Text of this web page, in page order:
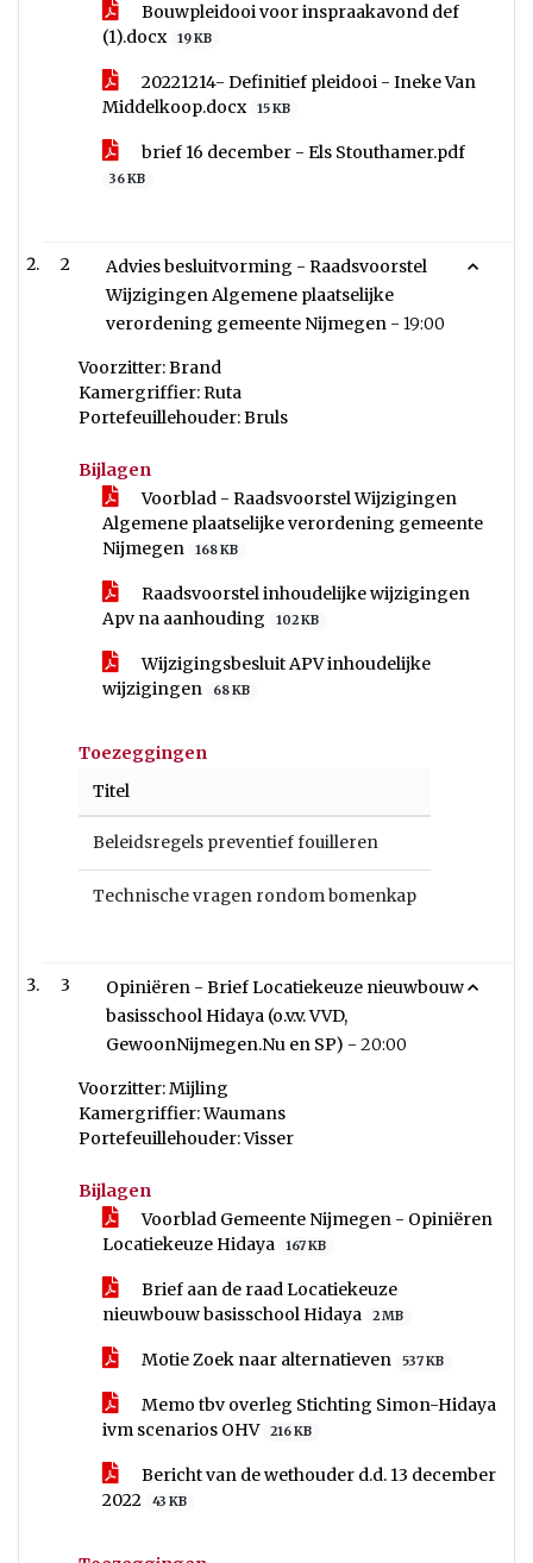
Bouwpleidooi voor inspraakavond def
(1).docx
19 KB
20221214- Definitief pleidooi - Ineke Van
Middelkoop.docx
15 KB
brief 16 december - Els Stouthamer.pdf
36 KB
2
Advies besluitvorming - Raadsvoorstel
Wijzigingen Algemene plaatselijke
verordening gemeente Nijmegen - 19:00
Voorzitter: Brand
Kamergriffier: Ruta
Portefeuillehouder: Bruls
Bijlagen
Voorblad - Raadsvoorstel Wijzigingen
Algemene plaatselijke verordening gemeente
Nijmegen
168 KB
Raadsvoorstel inhoudelijke wijzigingen
Apv na aanhouding
102 KB
Wijzigingsbesluit APV inhoudelijke
wijzigingen
68 KB
Toezeggingen
Titel
Beleidsregels preventief fouilleren
Technische vragen rondom bomenkap
3
Opiniëren - Brief Locatiekeuze nieuwbouw
basisschool Hidaya (o.v.v. VVD,
GewoonNijmegen.Nu en SP) - 20:00
Voorzitter: Mijling
Kamergriffier: Waumans
Portefeuillehouder: Visser
Bijlagen
Voorblad Gemeente Nijmegen - Opiniëren
Locatiekeuze Hidaya
167 KB
Brief aan de raad Locatiekeuze
nieuwbouw basisschool Hidaya
2 MB
Motie Zoek naar alternatieven 537 KB
Memo tbv overleg Stichting Simon-Hidaya
ivm scenarios OHV
216 KB
Bericht van de wethouder d.d. 13 december
2022
43 KB